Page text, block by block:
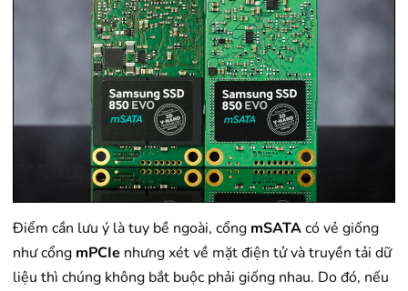
Điểm cần lưu ý là tuy bề ngoài, cổng mSATAcó vẻ giống
như cổng mPCIe nhưng xét về mặt điện tử và truyền tải dữ
liệu thì chúng không bắt buộc phải giống nhau. Do đó, nếu